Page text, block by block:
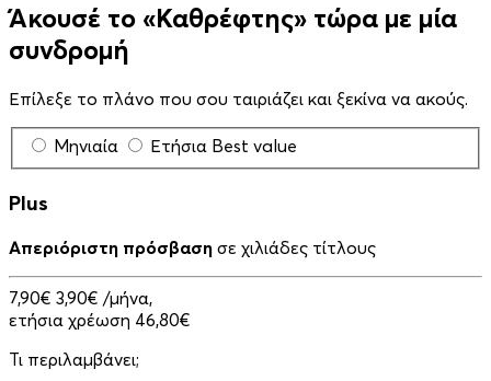
Άκουσέ το «Καθρέφτης» τώρα με μία
συνδρομή
Επίλεξε το πλάνο που σου ταιριάζει και ξεκίνα να ακούς.
Μηνιαία Ετήσια Best value
Plus
Απεριόριστη πρόσβαση σε χιλιάδες τίτλους
7,90€ 3,90€ /μήνα,
ετήσια χρέωση 46,80€
Τι περιλαμβάνει;